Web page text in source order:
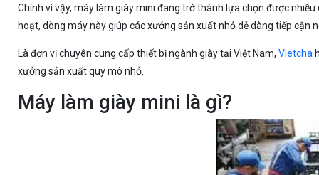
Chính vì vậy, máy làm giày mini đang trở thành lựa chọn được
hoạt, dòng máy này giúp các xưởng sản xuất nhỏ dễ dàng tiếp cận
Là đơn vị chuyên cung cấp thiết bị ngành giày tại Việt Nam, Vietcha
xưởng sản xuất quy mô nhỏ.
Máy làm giày mini là gì?